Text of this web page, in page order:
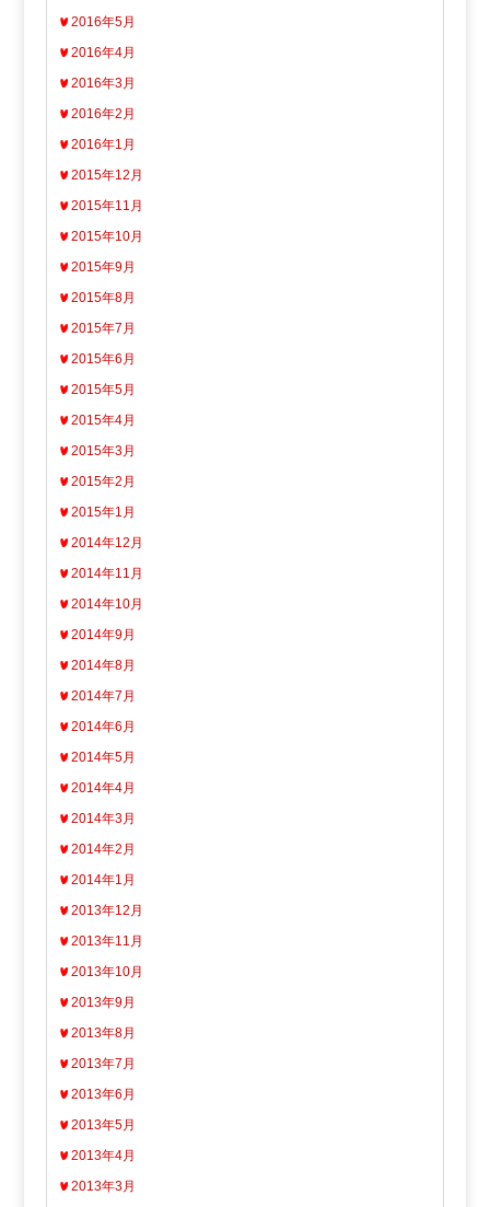
2016年5月
2016年4月
2016年3月
2016年2月
2016年1月
2015年12月
2015年11月
2015年10月
2015年9月
2015年8月
2015年7月
2015年6月
2015年5月
2015年4月
2015年3月
2015年2月
2015年1月
2014年12月
2014年11月
2014年10月
2014年9月
2014年8月
2014年7月
2014年6月
2014年5月
2014年4月
2014年3月
2014年2月
2014年1月
2013年12月
2013年11月
2013年10月
2013年9月
2013年8月
2013年7月
2013年6月
2013年5月
2013年4月
2013年3月